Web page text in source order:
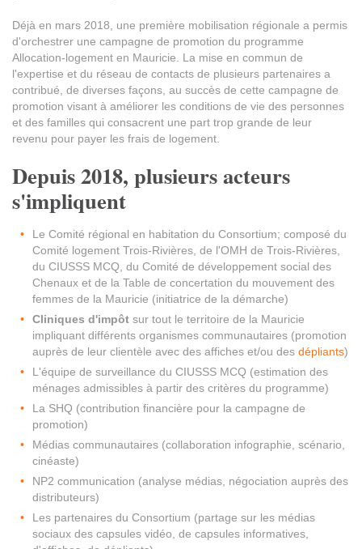
Déjà en mars 2018, une première mobilisation régionale a permis
d'orchestrer une campagne de promotion du programme
Allocation-logement en Mauricie. La mise en commun de
l'expertise et du réseau de contacts de plusieurs partenaires a
contribué, de diverses façons, au succès de cette campagne de
promotion visant à améliorer les conditions de vie des personnes
et des familles qui consacrent une part trop grande de leur
revenu pour payer les frais de logement.
Depuis 2018, plusieurs acteurs
s'impliquent
Le Comité régional en habitation du Consortium; composé du
Comité logement Trois-Rivières, de l'OMH de Trois-Rivières,
du CIUSSS MCQ, du Comité de développement social des
Chenaux et de la Table de concertation du mouvement des
femmes de la Mauricie (initiatrice de la démarche)
Cliniques d'impôt sur tout le territoire de la Mauricie
impliquant différents organismes communautaires (promotion
auprès de leur clientèle avec des affiches et/ou des dépliants)
L'équipe de surveillance du CIUSSS MCQ (estimation des
ménages admissibles à partir des critères du programme)
La SHQ (contribution financière pour la campagne de
promotion)
Médias communautaires (collaboration infographie, scénario,
cinéaste)
NP2 communication (analyse médias, négociation auprès des
distributeurs)
Les partenaires du Consortium (partage sur les médias
sociaux des capsules vidéo, de capsules informatives,